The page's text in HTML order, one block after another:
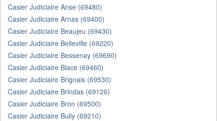
Casier Judiciaire Anse (69480)
Casier Judiciaire Arnas (69400)
Casier Judiciaire Beaujeu (69430)
Casier Judiciaire Belleville (69220)
Casier Judiciaire Bessenay (69690)
Casier Judiciaire Blace (69460)
Casier Judiciaire Brignais (69530)
Casier Judiciaire Brindas (69126)
Casier Judiciaire Bron (69500)
Casier Judiciaire Bully (69210)